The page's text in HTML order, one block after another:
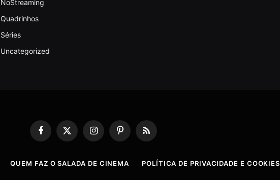
NoStreaming
Quadrinhos
Séries
Uncategorized
Facebook
X
(Twitter)
InstagramPinterestRSS
QUEM FAZ O SALADA DE CINEMA POLÍTICA DE PRIVACIDADE E COOKIES